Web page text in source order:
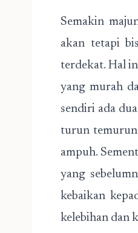
Semakin
akan tetapi
terdekat. Hal
yang murah
sendiri ada
turun temurun
ampuh.
yang
kebaikan
kelebihan dan